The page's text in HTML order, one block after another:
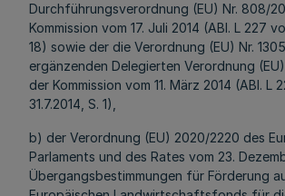
Durchführungsverordnung (EU) Nr. 808/
Kommission vom 17. Juli 2014 (ABl. L 227
18) sowie der die Verordnung (EU) Nr.
ergänzenden Delegierten Verordnung
der Kommission vom 11. März 2014 (ABl. L
31.7.2014, S. 1),
b) der Verordnung (EU) 2020/2220 des
Parlaments und des Rates vom 23.
Übergangsbestimmungen für Förderung